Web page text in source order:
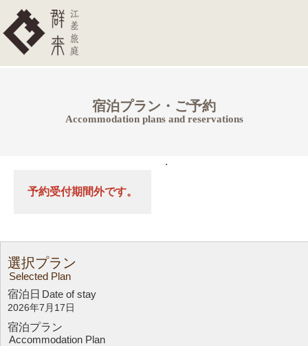
宿泊プラン・ご予約
Accommodation plans and reservations
予約受付期間外です。
.
選択プラン
Selected Plan
宿泊日 Date of stay
2026年7月17日
宿泊プラン
Accommodation Plan